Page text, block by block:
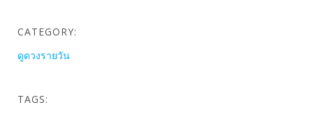
CATEGORY:
ดูดวงรายวัน
TAGS: